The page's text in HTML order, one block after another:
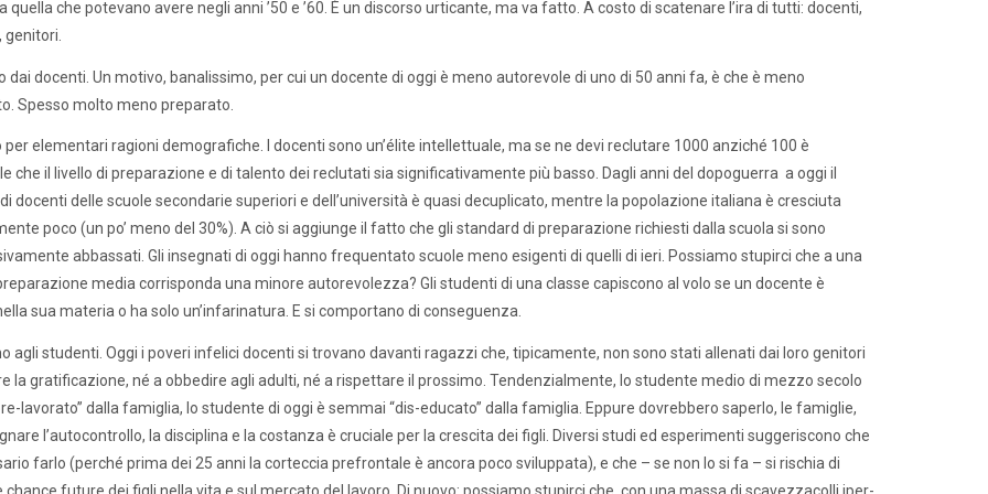
quella che potevano avere negli anni ’50 e ’60. È un discorso urticante, ma va fatto. A costo di scatenare l’ira di tutti: docenti,
dai docenti. Un motivo, banalissimo, per cui un docente di oggi è meno autorevole di uno di 50 anni fa, è che è meno
Spesso molto meno preparato.
per elementari ragioni demografiche. I docenti sono un’élite intellettuale, ma se ne devi reclutare 1000 anziché 100 è
che il livello di preparazione e di talento dei reclutati sia significativamente più basso. Dagli anni del dopoguerra a oggi il
docenti delle scuole secondarie superiori e dell’università è quasi decuplicato, mentre la popolazione italiana è cresciuta
poco (un po’ meno del 30%). A ciò si aggiunge il fatto che gli standard di preparazione richiesti dalla scuola si sono
abbassati. Gli insegnati di oggi hanno frequentato scuole meno esigenti di quelli di ieri. Possiamo stupirci che a una
media corrisponda una minore autorevolezza? Gli studenti di una classe capiscono al volo se un docente è
sua materia o ha solo un’infarinatura. E si comportano di conseguenza.
agli studenti. Oggi i poveri infelici docenti si trovano davanti ragazzi che, tipicamente, non sono stati allenati dai loro genitori
la gratificazione, né a obbedire agli adulti, né a rispettare il prossimo. Tendenzialmente, lo studente medio di mezzo secolo
lavorato” dalla famiglia, lo studente di oggi è semmai “dis-educato” dalla famiglia. Eppure dovrebbero saperlo, le famiglie,
l’autocontrollo, la disciplina e la costanza è cruciale per la crescita dei figli. Diversi studi ed esperimenti suggeriscono che
farlo (perché prima dei 25 anni la corteccia prefrontale è ancora poco sviluppata), e che – se non lo si fa – si rischia di
chance future dei figli nella vita e sul mercato del lavoro. Di nuovo: possiamo stupirci che, con una massa di scavezzacolli iper-